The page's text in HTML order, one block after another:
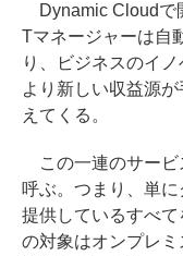
Dynamic Cloudで
Tマネージャーは自
り、ビジネスのイ
より新しい収益源
えてくる。
この一連のサービ
呼ぶ。つまり、単
提供しているすべ
の対象はオンプレ